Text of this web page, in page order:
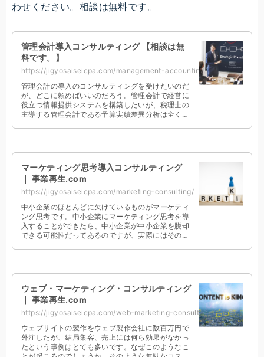
わせください。相談は無料です。
管理会計導入コンサルティング 【相談は無
料です。】
https://jigyosaiseicpa.com/management-accounting-consulting/
管理会計の導入のコンサルティングを受けたいのだ
が、どこに頼めばいいのだろう。管理会計で経営に
役立つ情報提供システムを構築したいが、税理士の
主導する管理会計である予算実績差異分析は全く役
マーケティング思考導入コンサルティング
｜ 事業再生.com
https://jigyosaiseicpa.com/marketing-consulting/
中小企業のほとんどに欠けているものがマーケティ
ング思考です。中小企業にマーケティング思考を導
入することができたら、中小企業が中小企業を脱却
できる可能性だってあるのですが、実際にはその必
ウェブ・マーケティング・コンサルティング
｜ 事業再生.com
https://jigyosaiseicpa.com/web-marketing-consulting/
ウェブサイトの製作をウェブ製作会社に数百万円で
外注したが、結局集客、売上には何ら効果がなかっ
たという事例はとても多いです。なぜこのようなこ